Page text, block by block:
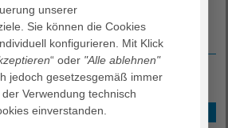
Akutgeriatrie
Behandlungsziele
unserer
Sie können die Cookies
konfigurieren. Mit Klick
“ oder "Alle ablehnen"
jedoch gesetzesgemäß immer
Verwendung technisch
einverstanden.